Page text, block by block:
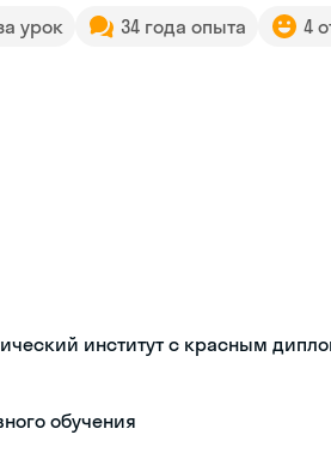
урок 34 года опыта 4
институт с красным
обучения